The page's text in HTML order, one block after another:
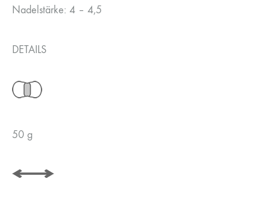
Nadelstärke: 4 – 4,5
DETAILS
50 g